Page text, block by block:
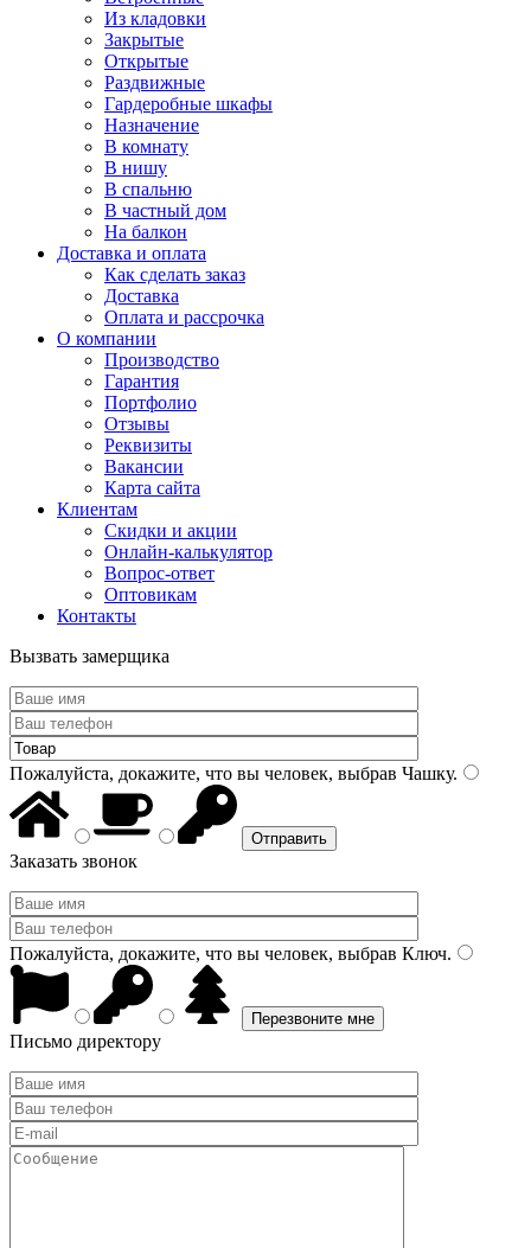
Из кладовки
Закрытые
Открытые
Раздвижные
Гардеробные шкафы
Назначение
В комнату
В нишу
В спальню
В частный дом
На балкон
Доставка и оплата
Как сделать заказ
Доставка
Оплата и рассрочка
О компании
Производство
Гарантия
Портфолио
Отзывы
Реквизиты
Вакансии
Карта сайта
Клиентам
Скидки и акции
Онлайн-калькулятор
Вопрос-ответ
Оптовикам
Контакты
Вызвать замерщика
Пожалуйста, докажите, что вы человек, выбрав Чашку.
Заказать звонок
Пожалуйста, докажите, что вы человек, выбрав Ключ.
Письмо директору